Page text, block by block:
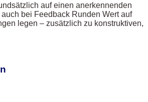
auf einen anerkennenden
bei Feedback Runden Wert auf
legen – zusätzlich zu konstruktiven,